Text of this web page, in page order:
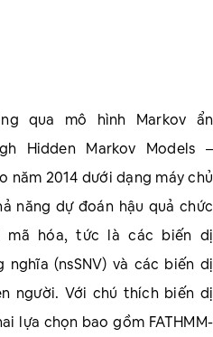
qua mô hình Markov ẩn
Hidden Markov Models –
năm 2014 dưới dạng máy chủ
năng dự đoán hậu quả chức
mã hóa, tức là các biến dị
(nsSNV) và các biến dị
người. Với chú thích biến dị
lựa chọn bao gồm FATHMM-